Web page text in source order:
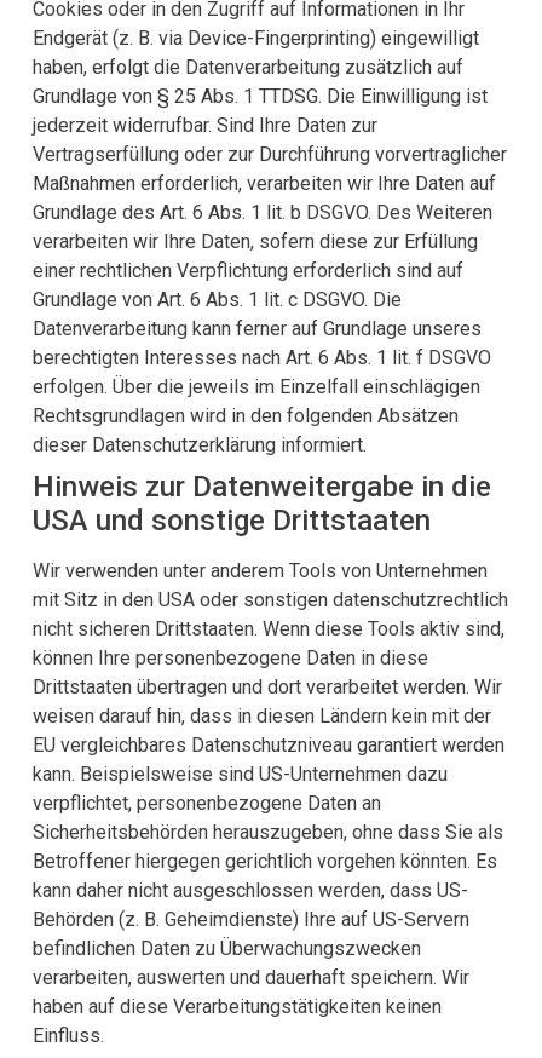
Cookies oder in den Zugriff auf Informationen in Ihr
Endgerät (z. B. via Device-Fingerprinting) eingewilligt
haben, erfolgt die Datenverarbeitung zusätzlich auf
Grundlage von § 25 Abs. 1 TTDSG. Die Einwilligung ist
jederzeit widerrufbar. Sind Ihre Daten zur
Vertragserfüllung oder zur Durchführung vorvertraglicher
Maßnahmen erforderlich, verarbeiten wir Ihre Daten auf
Grundlage des Art. 6 Abs. 1 lit. b DSGVO. Des Weiteren
verarbeiten wir Ihre Daten, sofern diese zur Erfüllung
einer rechtlichen Verpflichtung erforderlich sind auf
Grundlage von Art. 6 Abs. 1 lit. c DSGVO. Die
Datenverarbeitung kann ferner auf Grundlage unseres
berechtigten Interesses nach Art. 6 Abs. 1 lit. f DSGVO
erfolgen. Über die jeweils im Einzelfall einschlägigen
Rechtsgrundlagen wird in den folgenden Absätzen
dieser Datenschutzerklärung informiert.
Hinweis zur Datenweitergabe in die
USA und sonstige Drittstaaten
Wir verwenden unter anderem Tools von Unternehmen
mit Sitz in den USA oder sonstigen datenschutzrechtlich
nicht sicheren Drittstaaten. Wenn diese Tools aktiv sind,
können Ihre personenbezogene Daten in diese
Drittstaaten übertragen und dort verarbeitet werden. Wir
weisen darauf hin, dass in diesen Ländern kein mit der
EU vergleichbares Datenschutzniveau garantiert werden
kann. Beispielsweise sind US-Unternehmen dazu
verpflichtet, personenbezogene Daten an
Sicherheitsbehörden herauszugeben, ohne dass Sie als
Betroffener hiergegen gerichtlich vorgehen könnten. Es
kann daher nicht ausgeschlossen werden, dass US-
Behörden (z. B. Geheimdienste) Ihre auf US-Servern
befindlichen Daten zu Überwachungszwecken
verarbeiten, auswerten und dauerhaft speichern. Wir
haben auf diese Verarbeitungstätigkeiten keinen
Einfluss.